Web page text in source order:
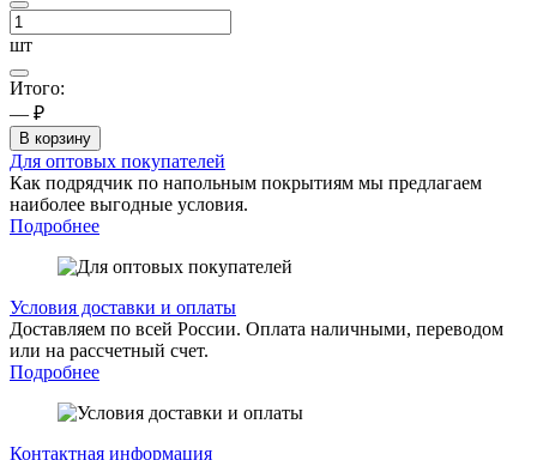
шт
Итого:
— ₽
В корзину
Для оптовых покупателей
Как подрядчик по напольным покрытиям мы предлагаем
наиболее выгодные условия.
Подробнее
Условия доставки и оплаты
Доставляем по всей России. Оплата наличными, переводом
или на рассчетный счет.
Подробнее
Контактная информация